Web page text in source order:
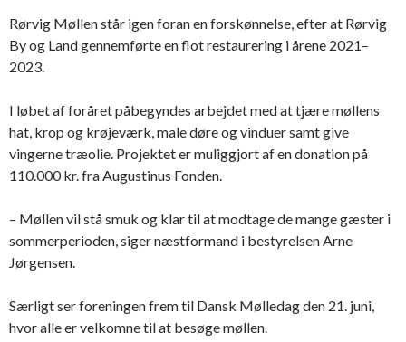
Rørvig Møllen står igen foran en forskønnelse, efter at Rørvig
By og Land gennemførte en flot restaurering i årene 2021–
2023.
I løbet af foråret påbegyndes arbejdet med at tjære møllens
hat, krop og krøjeværk, male døre og vinduer samt give
vingerne træolie. Projektet er muliggjort af en donation på
110.000 kr. fra Augustinus Fonden.
– Møllen vil stå smuk og klar til at modtage de mange gæster i
sommerperioden, siger næstformand i bestyrelsen Arne
Jørgensen.
Særligt ser foreningen frem til Dansk Mølledag den 21. juni,
hvor alle er velkomne til at besøge møllen.